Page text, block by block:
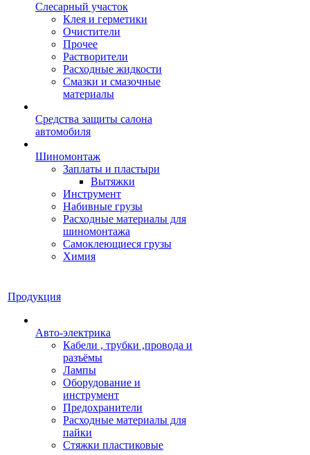
Слесарный участок
Клея и герметики
Очистители
Прочее
Растворители
Расходные жидкости
Смазки и смазочные
материалы
Средства защиты салона
автомобиля
Шиномонтаж
Заплаты и пластыри
Вытяжки
Инструмент
Набивные грузы
Расходные материалы для
шиномонтажа
Самоклеющиеся грузы
Химия
Продукция
Авто-электрика
Кабели , трубки ,провода и
разъёмы
Лампы
Оборудование и
инструмент
Предохранители
Расходные материалы для
пайки
Стяжки пластиковые